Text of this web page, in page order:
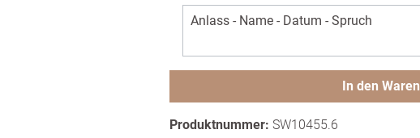
In den
Produktnummer:SW10455.6